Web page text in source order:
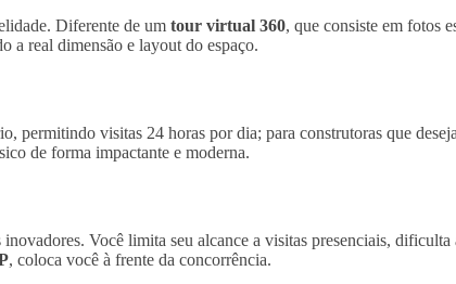
Diferente de um tour virtual 360, que consiste em fotos
a real dimensão e layout do espaço.
visitas 24 horas por dia; para construtoras que
de forma impactante e moderna.
Você limita seu alcance a visitas presenciais,
, coloca você à frente da concorrência.